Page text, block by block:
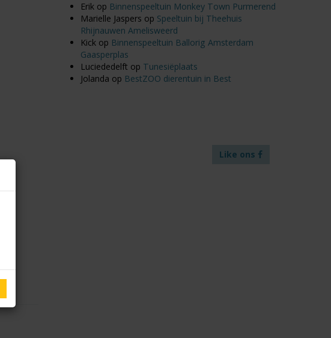
Erik op Binnenspeeltuin Monkey Town Purmerend
Marielle Jaspers op Speeltuin bij Theehuis
Rhijnauwen Amelisweerd
Kick op Binnenspeeltuin Ballorig Amsterdam
Gaasperplas
Luciededelft op Tunesiëplaats
Jolanda op BestZOO dierentuin in Best
Like ons